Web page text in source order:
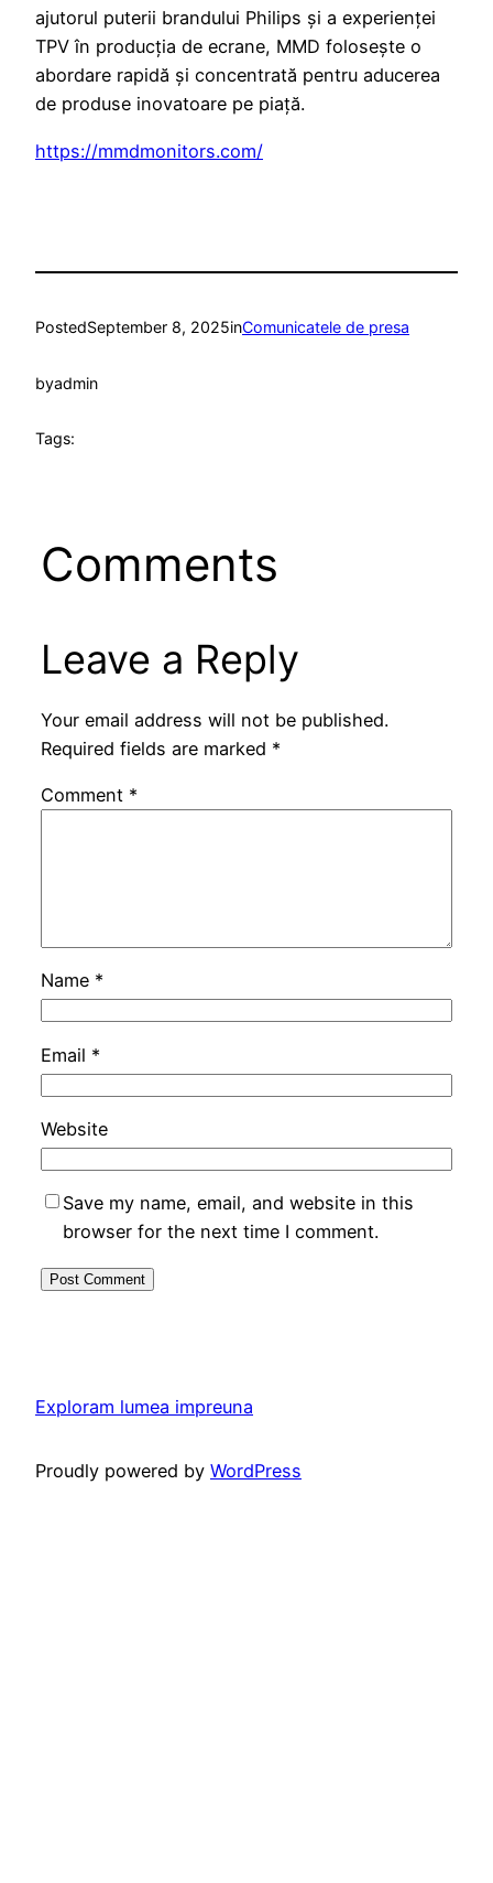
ajutorul puterii brandului Philips și a experienței
TPV în producția de ecrane, MMD folosește o
abordare rapidă și concentrată pentru aducerea
de produse inovatoare pe piață.
https://mmdmonitors.com/
PostedSeptember 8, 2025inComunicatele de presa
byadmin
Tags:
Comments
Leave a Reply
Your email address will not be published.
Required fields are marked *
Comment *
Name *
Email *
Website
Save my name, email, and website in this
browser for the next time I comment.
Exploram lumea impreuna
Proudly powered by WordPress